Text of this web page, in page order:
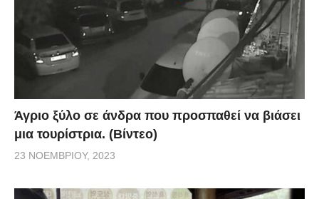
Άγριο ξύλο σε άνδρα που προσπαθεί να βιάσει
μια τουρίστρια. (Βίντεο)
23 ΝΟΕΜΒΡΊΟΥ, 2023